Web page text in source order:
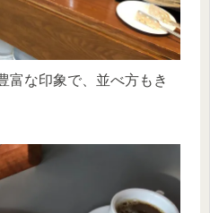
富な印象で、並べ方もき